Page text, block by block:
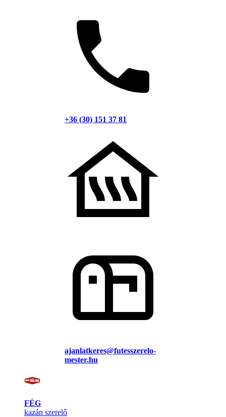
+36 (30) 151 37 81
ajanlatkeres@futesszerelo-
mester.hu
FÉG
kazán szerelő